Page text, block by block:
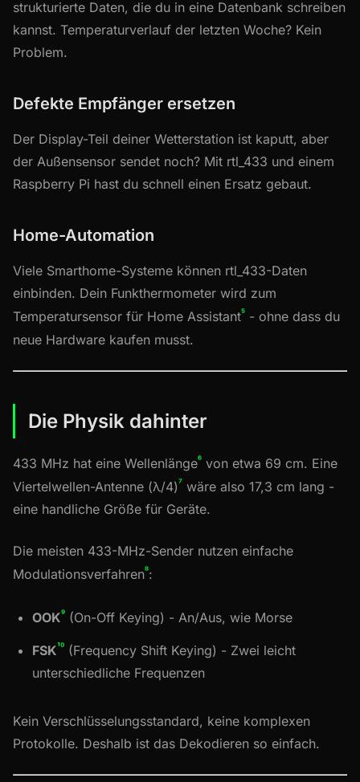
strukturierte Daten, die du in eine Datenbank schreiben
kannst. Temperaturverlauf der letzten Woche? Kein
Problem.
Defekte Empfänger ersetzen
Der Display-Teil deiner Wetterstation ist kaputt, aber
der Außensensor sendet noch? Mit rtl_433 und einem
Raspberry Pi hast du schnell einen Ersatz gebaut.
Home-Automation
Viele Smarthome-Systeme können rtl_433-Daten
einbinden. Dein Funkthermometer wird zum
Temperatursensor für Home Assistant⁵ - ohne dass du
neue Hardware kaufen musst.
Die Physik dahinter
433 MHz hat eine Wellenlänge⁶ von etwa 69 cm. Eine
Viertelwellen-Antenne (λ/4)⁷ wäre also 17,3 cm lang -
eine handliche Größe für Geräte.
Die meisten 433-MHz-Sender nutzen einfache
Modulationsverfahren⁸:
OOK⁹ (On-Off Keying) - An/Aus, wie Morse
FSK¹⁰ (Frequency Shift Keying) - Zwei leicht
unterschiedliche Frequenzen
Kein Verschlüsselungsstandard, keine komplexen
Protokolle. Deshalb ist das Dekodieren so einfach.